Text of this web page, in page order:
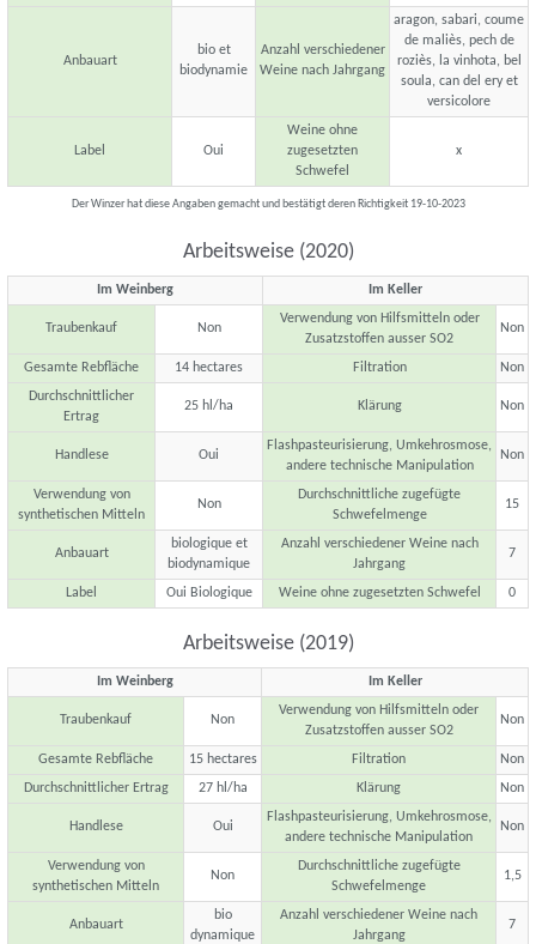
Anbauart
bio et
biodynamie
Anzahl verschiedener
Weine nach Jahrgang
aragon, sabari, coume
de maliès, pech de
roziès, la vinhota, bel
soula, can del ery et
versicolore
Label Oui
Weine ohne
zugesetzten
Schwefel
x
Der Winzer hat diese Angaben gemacht und bestätigt deren Richtigkeit 19-10-2023
Arbeitsweise (2020)
Im Weinberg Im Keller
Traubenkauf Non
Verwendung von Hilfsmitteln oder
Zusatzstoffen ausser SO2
Non
Gesamte Rebfläche 14 hectares Filtration
Non
Durchschnittlicher
Ertrag
25 hl/ha Klärung Non
Handlese Oui
Flashpasteurisierung, Umkehrosmose,
andere technische Manipulation
Non
Verwendung von
synthetischen Mitteln
Non
Durchschnittliche zugefügte
Schwefelmenge
15
Anbauart
biologique et
biodynamique
Anzahl verschiedener Weine nach
Jahrgang
7
Label Oui Biologique Weine ohne zugesetzten Schwefel 0
Arbeitsweise (2019)
Im Weinberg Im Keller
Traubenkauf Non
Verwendung von Hilfsmitteln oder
Zusatzstoffen ausser SO2
Non
Gesamte Rebfläche 15 hectares Filtration
Non
Durchschnittlicher Ertrag
27 hl/ha Klärung Non
Handlese Oui
Flashpasteurisierung, Umkehrosmose,
andere technische Manipulation
Non
Verwendung von
synthetischen Mitteln
Non
Durchschnittliche zugefügte
Schwefelmenge
1,5
Anbauart
bio
dynamique
Anzahl verschiedener Weine nach
Jahrgang
7